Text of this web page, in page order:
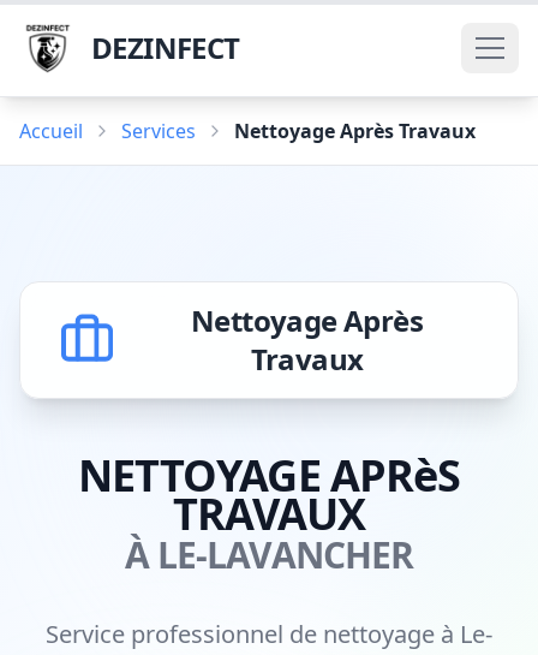
DEZINFECT
Accueil Services Nettoyage Après Travaux
Nettoyage Après
Travaux
NETTOYAGE APRèS
TRAVAUX
À LE-LAVANCHER
Service professionnel de nettoyage à Le-